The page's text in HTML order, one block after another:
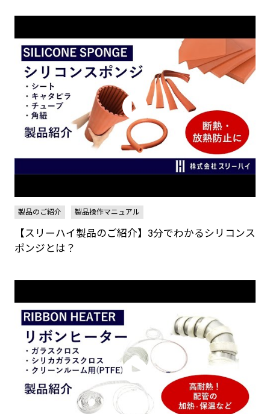
製品のご紹介 製品操作マニュアル
【スリーハイ製品のご紹介】3分でわかるシリコンス
ポンジとは？